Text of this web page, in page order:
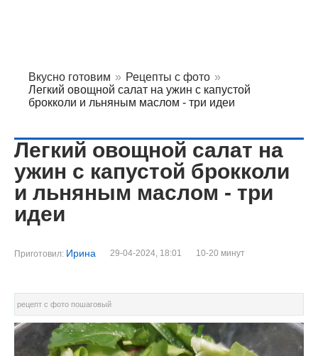
Вкусно готовим » Рецепты с фото »
Легкий овощной салат на ужин с капустой
брокколи и льняным маслом - три идеи
Легкий овощной салат на
ужин с капустой брокколи
и льняным маслом - три
идеи
Приготовил: Ирина 29-04-2024, 18:01 10-20 минут
рецепт с фото пошаговый